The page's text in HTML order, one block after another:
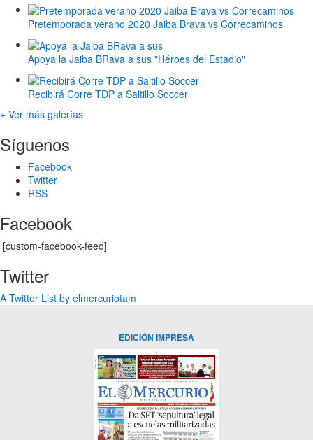
Pretemporada verano 2020 Jaiba Brava vs Correcaminos
Apoya la Jaiba BRava a sus "Héroes del Estadio"
Recibirá Corre TDP a Saltillo Soccer
+ Ver más galerías
Síguenos
Facebook
Twitter
RSS
Facebook
[custom-facebook-feed]
Twitter
A Twitter List by elmercuriotam
EDICIÓN IMPRESA